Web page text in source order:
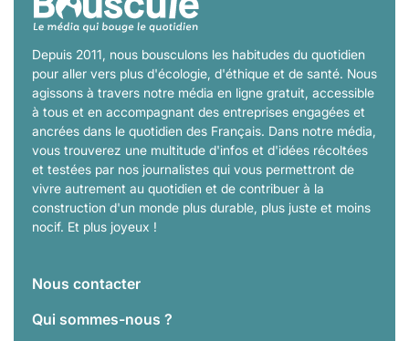
Depuis 2011, nous bousculons les habitudes du quotidien
pour aller vers plus d'écologie, d'éthique et de santé. Nous
agissons à travers notre média en ligne gratuit, accessible
à tous et en accompagnant des entreprises engagées et
ancrées dans le quotidien des Français. Dans notre média,
vous trouverez une multitude d'infos et d'idées récoltées
et testées par nos journalistes qui vous permettront de
vivre autrement au quotidien et de contribuer à la
construction d'un monde plus durable, plus juste et moins
nocif. Et plus joyeux !
Nous contacter
Qui sommes-nous ?